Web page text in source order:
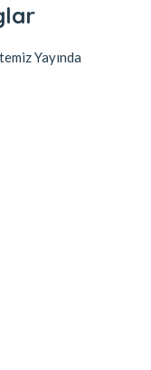
Yayında